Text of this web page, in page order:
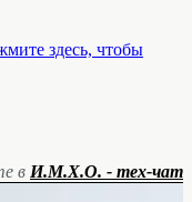
здесь, чтобы
в И.М.Х.О. - тех-чат